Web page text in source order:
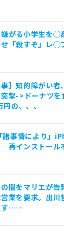
嫌がる小学生を
「殺すぞ」レ◯
事】知的障がい
突撃->ドーナツ
の、、、
諸事情により」
再インストール
の闇をマリエが
業を要求。出
す……